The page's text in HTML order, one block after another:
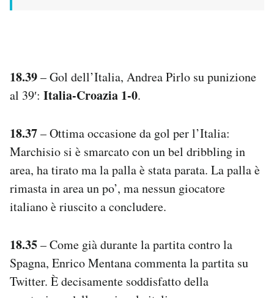
18.39– Gol dell’Italia, Andrea Pirlo su punizione
al 39′: Italia-Croazia 1-0.
18.37– Ottima occasione da gol per l’Italia:
Marchisio si è smarcato con un bel dribbling in
area, ha tirato ma la palla è stata parata. La palla è
rimasta in area un po’, ma nessun giocatore
italiano è riuscito a concludere.
18.35– Come già durante la partita contro la
Spagna, Enrico Mentana commenta la partita su
Twitter. È decisamente soddisfatto della